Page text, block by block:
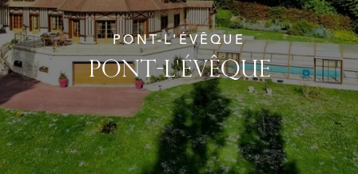
PONT-L'ÉVÊQUE
PONT-L'ÉVÊQUE